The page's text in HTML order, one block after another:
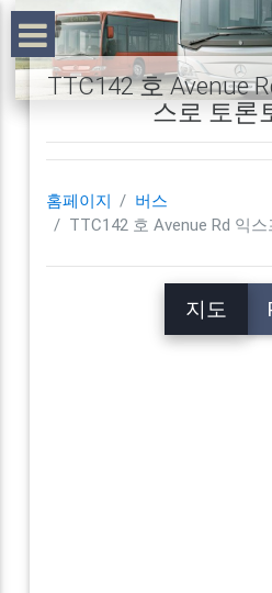
TTC142 호 Avenue
스로 토론
홈페이지
버스
TTC142 호 Avenue Rd 익
지도